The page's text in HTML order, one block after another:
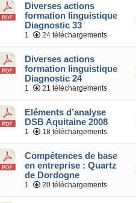
Diverses actions
formation linguistique
Diagnostic 33
1 24 téléchargements
Diverses actions
formation linguistique
Diagnostic 24
1 21 téléchargements
Eléments d’analyse
DSB Aquitaine 2008
1 18 téléchargements
Compétences de base
en entreprise : Quartz
de Dordogne
1 20 téléchargements